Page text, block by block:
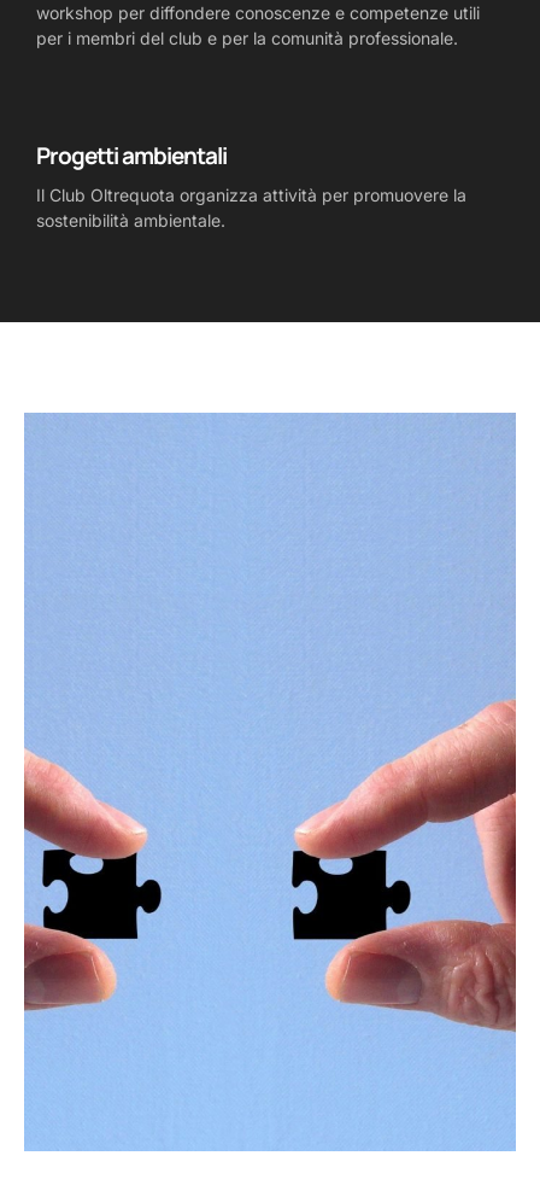
workshop per diffondere conoscenze e competenze utili
per i membri del club e per la comunità professionale.
Progetti ambientali
Il Club Oltrequota organizza attività per promuovere la
sostenibilità ambientale.